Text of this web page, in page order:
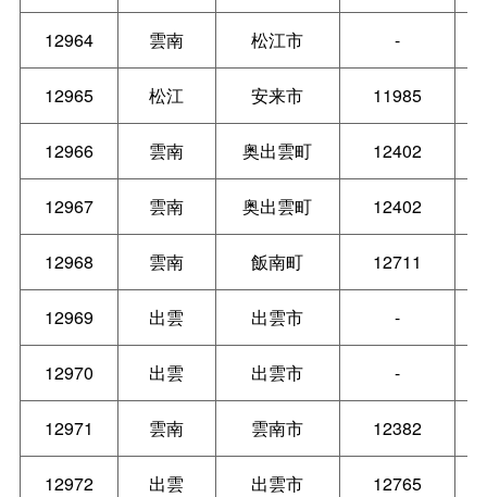
12964 雲南 松江市 -
12965 松江 安来市 11985
12966 雲南 奥出雲町 12402
12967 雲南 奥出雲町 12402
12968 雲南 飯南町 12711
12969 出雲 出雲市 -
12970 出雲 出雲市 -
12971 雲南 雲南市 12382
12972 出雲 出雲市 12765